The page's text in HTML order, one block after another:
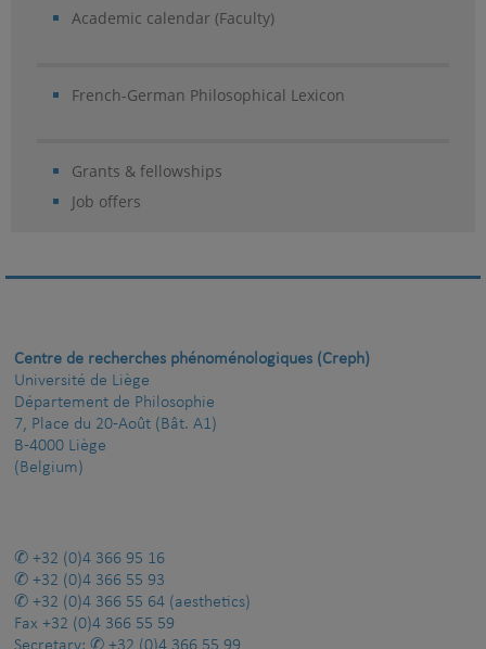
Academic calendar (Faculty)
French-German Philosophical Lexicon
Grants & fellowships
Job offers
Centre de recherches phénoménologiques (Creph)
Université de Liège
Département de Philosophie
7, Place du 20-Août (Bât. A1)
B-4000 Liège
(Belgium)
+32 (0)4 366 95 16
+32 (0)4 366 55 93
+32 (0)4 366 55 64 (aesthetics)
Fax +32 (0)4 366 55 59